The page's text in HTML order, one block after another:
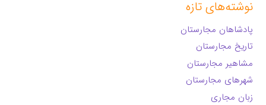
نوشته‌های تازه
پادشاهان مجارستان
تاریخ مجارستان
مشاهیر مجارستان
شهرهای مجارستان
زبان مجاری